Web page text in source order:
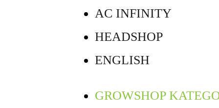
AC INFINITY
HEADSHOP
ENGLISH
GROWSHOP